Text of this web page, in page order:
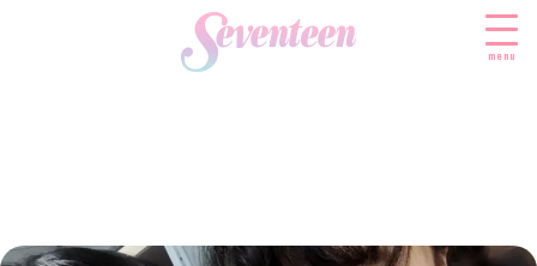
menu
FASHION